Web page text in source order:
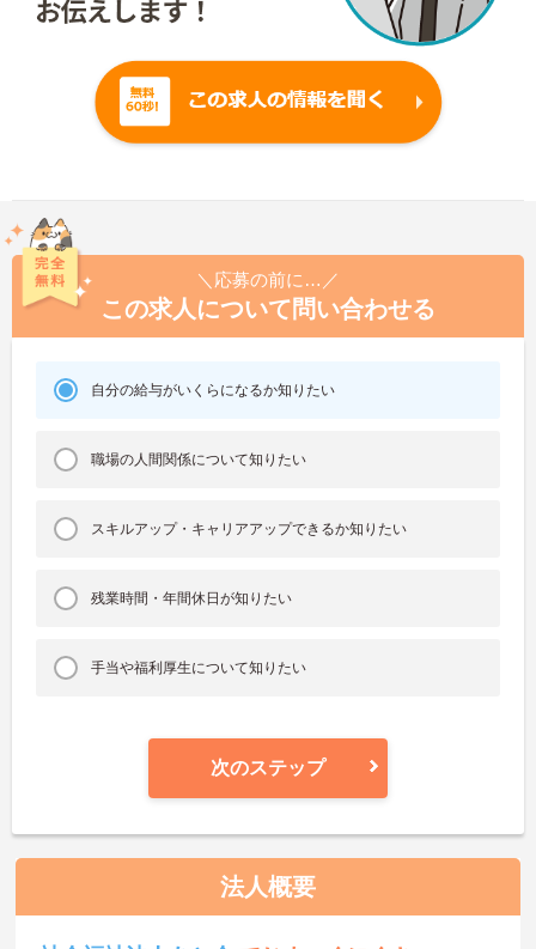
＼応募の前に…／
この求人について問い合わせる
自分の給与がいくらになるか知りたい
職場の人間関係について知りたい
スキルアップ・キャリアアップできるか知りたい
残業時間・年間休日が知りたい
手当や福利厚生について知りたい
次のステップ
法人概要